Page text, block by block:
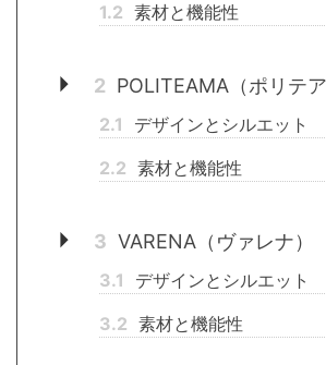
1.2 素材と機能性
2 POLITEAMA（ポリテア
2.1
デザインとシルエット
2.2 素材と機能性
3 VARENA（ヴァレナ）
3.1
デザインとシルエット
3.2 素材と機能性